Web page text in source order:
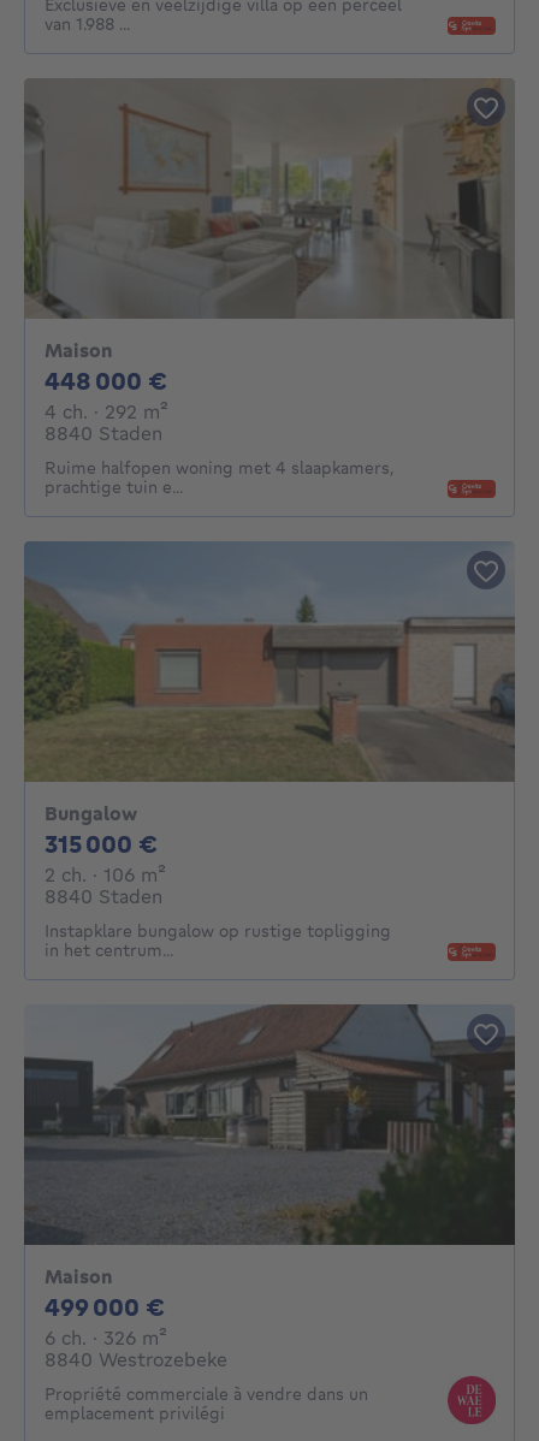
van 1.988 ...
Maison
448 000 €
4 ch. 4 chambres
· 292 m²
8840 Staden
Ruime halfopen woning met 4 slaapkamers,
prachtige tuin e...
Bungalow
315 000 €
2 ch. 2 chambres
· 106 m²
8840 Staden
Instapklare bungalow op rustige topligging
in het centrum...
Maison
499 000 €
6 ch. 6 chambres
· 326 m²
8840 Westrozebeke
Propriété commerciale à vendre dans un
emplacement privilégi